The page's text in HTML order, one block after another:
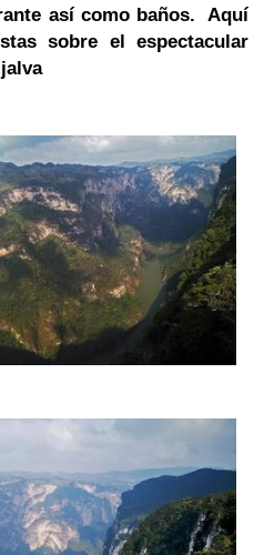
así como baños. Aquí
sobre el espectacular